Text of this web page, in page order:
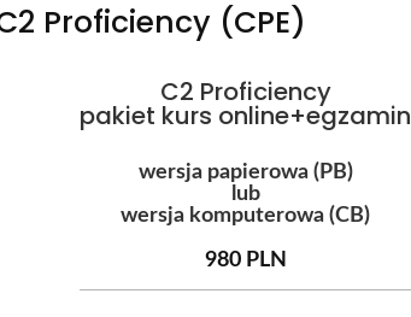
Proficiency (CPE)
C2 Proficiency
pakiet kurs online+egzamin
wersja papierowa (PB)
lub
wersja komputerowa (CB)
980 PLN